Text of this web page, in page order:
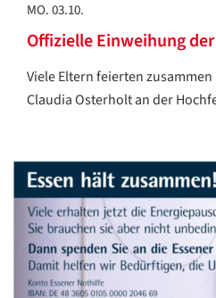
MO. 03.10.
Offizielle Einweihung der
Viele Eltern feierten
Claudia Osterholt an der